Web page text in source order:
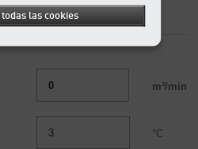
m³/min
°C
las cookies